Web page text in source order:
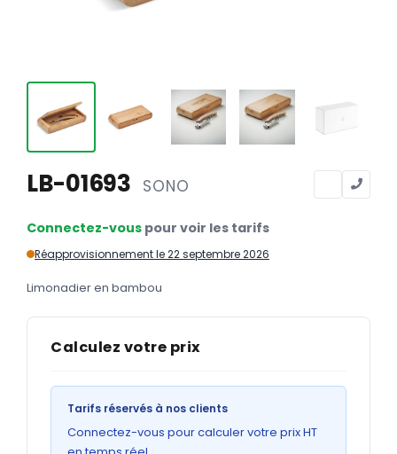
Calendriers
Tête de lettre
Sous-mains
Chemises
GRAND FORMAT
LB-01693 SONO
Connectez-vous pour voir les tarifs
Réapprovisionnement le 22 septembre 2026
Limonadier en bambou
Calculez votre prix
Tarifs réservés à nos clients
Connectez-vous pour calculer votre prix HT